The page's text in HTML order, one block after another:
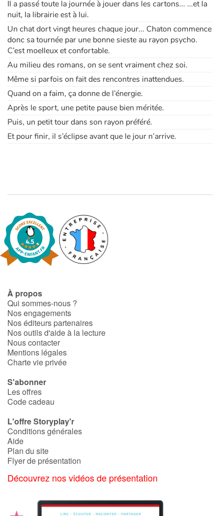
Blog
Actualités
Par thématique
Rencontres et témoignages
Contes d'ici et d'ailleurs
Livre audio
Activités et ateliers
Apprendre les langues
Dyslexie, troubles de la lecture
Nos listes de lecture
Les plus lus
Coups de coeur
Il a passé toute la journée à jouer dans les cartons... ...et la
nuit, la librairie est à lui.
Un chat dort vingt heures chaque jour... Chaton commence
donc sa tournée par une bonne sieste au rayon psycho.
C’est moelleux et confortable.
Au milieu des romans, on se sent vraiment chez soi.
Même si parfois on fait des rencontres inattendues.
Quand on a faim, ça donne de l’énergie.
Après le sport, une petite pause bien méritée.
Puis, un petit tour dans son rayon préféré.
Et pour finir, il s’éclipse avant que le jour n’arrive.
À propos
Qui sommes-nous ?
Nos engagements
Nos éditeurs partenaires
Nos outils d'aide à la lecture
Nous contacter
Mentions légales
Charte vie privée
S'abonner
Les offres
Code cadeau
L'offre Storyplay'r
Conditions générales
Aide
Plan du site
Flyer de présentation
Découvrez nos vidéos de présentation